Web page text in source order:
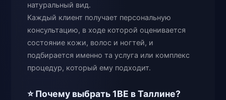
натуральный вид.
Каждый клиент получает персональную
консультацию, в ходе которой оценивается
состояние кожи, волос и ногтей, и
подбирается именно та услуга или комплекс
процедур, который ему подходит.
⭐ Почему выбрать 1BE в Таллине?